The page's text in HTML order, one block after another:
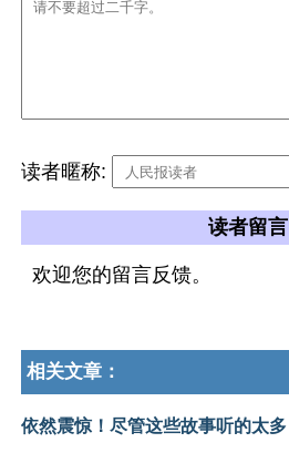
读者暱称:
读者留言
欢迎您的留言反馈。
相关文章：
依然震惊！尽管这些故事听的太多